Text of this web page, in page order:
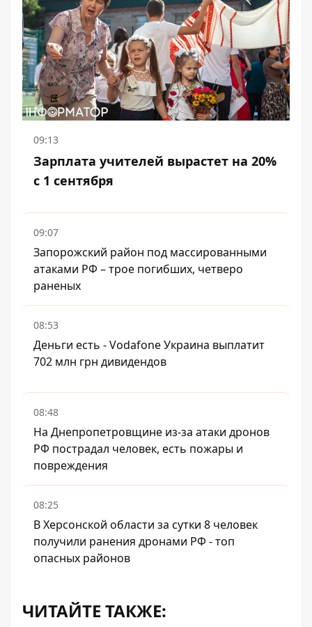
09:13
Зарплата учителей вырастет на 20%
с 1 сентября
09:07
Запорожский район под массированными
атаками РФ – трое погибших, четверо
раненых
08:53
Деньги есть - Vodafone Украина выплатит
702 млн грн дивидендов
08:48
На Днепропетровщине из-за атаки дронов
РФ пострадал человек, есть пожары и
повреждения
08:25
В Херсонской области за сутки 8 человек
получили ранения дронами РФ - топ
опасных районов
ЧИТАЙТЕ ТАКЖЕ: